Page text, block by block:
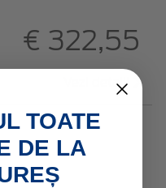
€ 322,55
Vezi detalii
TOATE
DE LA